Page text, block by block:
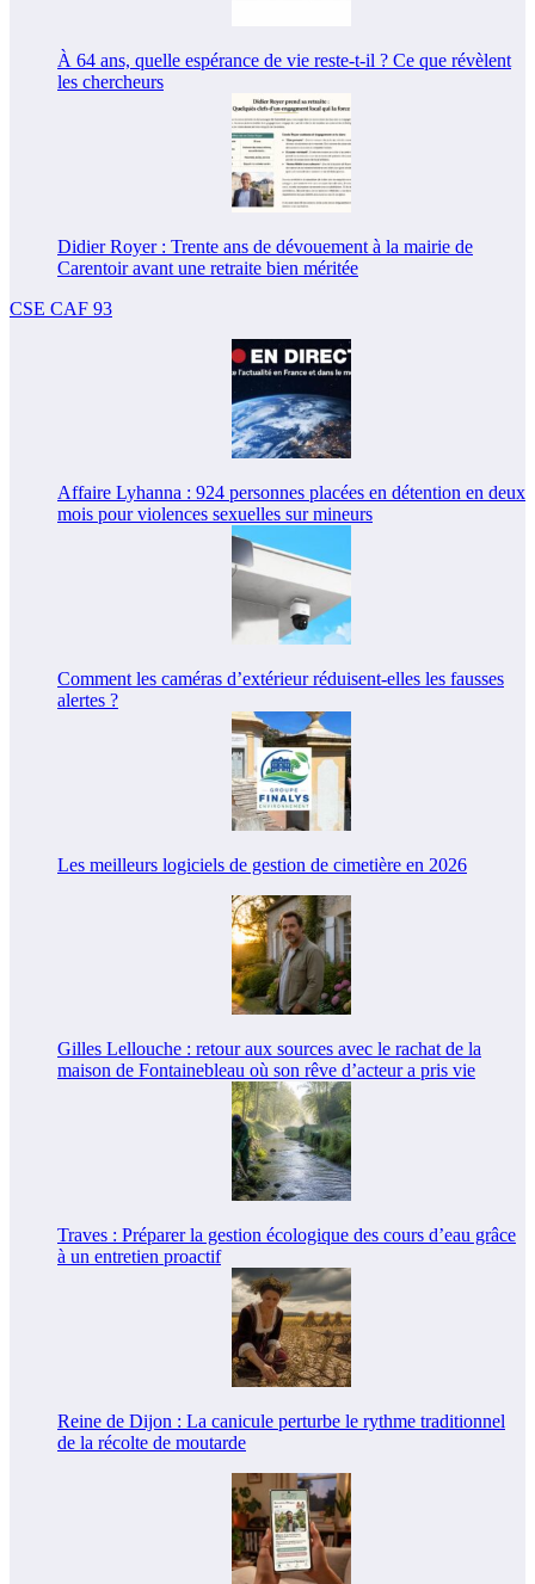
À 64 ans, quelle espérance de vie reste-t-il ? Ce que révèlent
les chercheurs
Didier Royer : Trente ans de dévouement à la mairie de
Carentoir avant une retraite bien méritée
CSE CAF 93
Affaire Lyhanna : 924 personnes placées en détention en deux
mois pour violences sexuelles sur mineurs
Comment les caméras d’extérieur réduisent-elles les fausses
alertes ?
Les meilleurs logiciels de gestion de cimetière en 2026
Gilles Lellouche : retour aux sources avec le rachat de la
maison de Fontainebleau où son rêve d’acteur a pris vie
Traves : Préparer la gestion écologique des cours d’eau grâce
à un entretien proactif
Reine de Dijon : La canicule perturbe le rythme traditionnel
de la récolte de moutarde